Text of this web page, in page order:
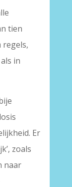
tien
regels,
in
Er
zoals
naar